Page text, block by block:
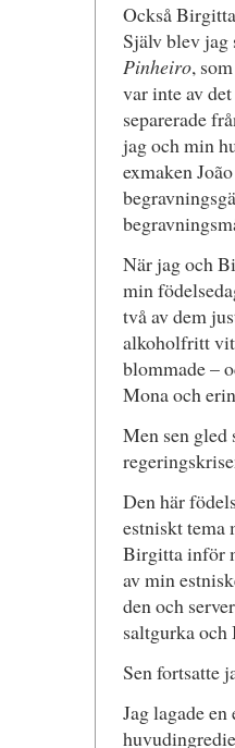
Också
Själv blev jag
Pinheiro,
var inte av
separerade
jag och min
exmaken
När jag och
min
två av dem
alkoholfritt
blommade –
Mona och
Men sen gled
Den här
estniskt tema
Birgitta inför
av min
den och
saltgurka och
Sen fortsatte
Jag lagade